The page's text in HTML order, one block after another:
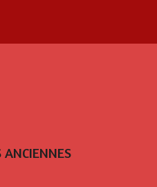
ANCIENNES